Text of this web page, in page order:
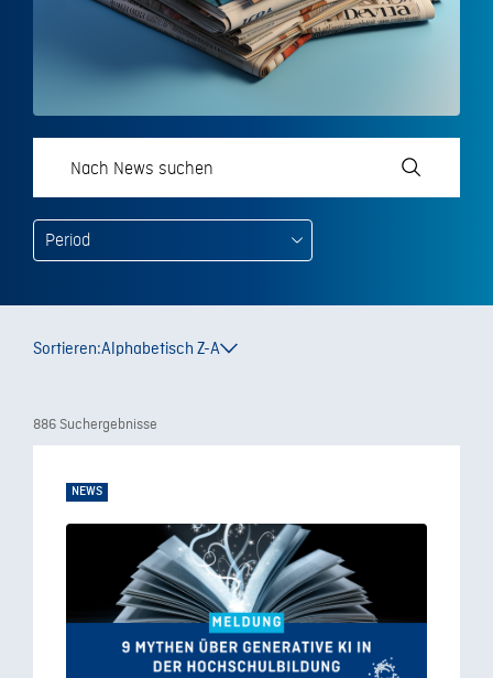
Sortieren:Alphabetisch Z-A
886 Suchergebnisse
NEWS